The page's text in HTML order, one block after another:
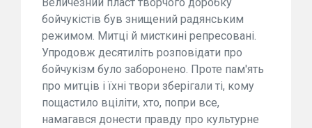
бойчукістів був знищений радянським
режимом. Митці й мисткині репресовані.
Упродовж десятиліть розповідати про
бойчукізм було заборонено. Проте пам'ять
про митців і їхні твори зберігали ті, кому
пощастило вціліти, хто, попри все,
намагався донести правду про культурне